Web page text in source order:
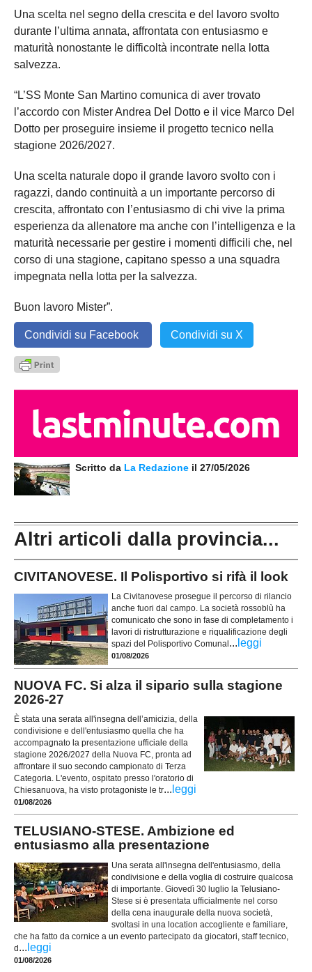
Una scelta nel segno della crescita e del lavoro svolto
durante l’ultima annata, affrontata con entusiasmo e
maturità nonostante le difficoltà incontrate nella lotta
salvezza.
“L’SS Monte San Martino comunica di aver trovato
l’accordo con Mister Andrea Del Dotto e il vice Marco Del
Dotto per proseguire insieme il progetto tecnico nella
stagione 2026/2027.
Una scelta naturale dopo il grande lavoro svolto con i
ragazzi, dando continuità a un importante percorso di
crescita, affrontato con l’entusiasmo di chi vive la prima
esperienza da allenatore ma anche con l’intelligenza e la
maturità necessarie per gestire i momenti difficili che, nel
corso di una stagione, capitano spesso a una squadra
impegnata nella lotta per la salvezza.
Buon lavoro Mister”.
Condividi su Facebook Condividi su X
Scritto da La Redazione il 27/05/2026
Altri articoli dalla provincia...
CIVITANOVESE. Il Polisportivo si rifà il look
La Civitanovese prosegue il percorso di rilancio
anche fuori dal campo. La società rossoblù ha
comunicato che sono in fase di completamento i
lavori di ristrutturazione e riqualificazione degli
spazi del Polisportivo Comunal ... leggi
01/08/2026
NUOVA FC. Si alza il sipario sulla stagione
2026-27
È stata una serata all'insegna dell’amicizia, della
condivisione e dell'entusiasmo quella che ha
accompagnato la presentazione ufficiale della
stagione 2026/2027 della Nuova FC, pronta ad
affrontare il suo secondo campionato di Terza
Categoria. L'evento, ospitato presso l'oratorio di
Chiesanuova, ha visto protagoniste le tr... leggi
01/08/2026
TELUSIANO-STESE. Ambizione ed
entusiasmo alla presentazione
Una serata all'insegna dell'entusiasmo, della
condivisione e della voglia di costruire qualcosa
di importante. Giovedì 30 luglio la Telusiano-
Stese si è presentata ufficialmente nel corso
della cena inaugurale della nuova società,
svoltasi in una location accogliente e familiare,
che ha fatto da cornice a un evento partecipato da giocatori, staff tecnico,
d... leggi
01/08/2026